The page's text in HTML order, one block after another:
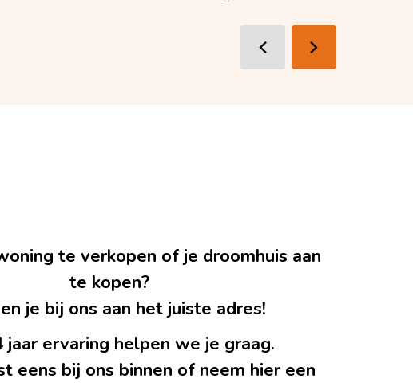
te verkopen of je droomhuis aan
te kopen?
je bij ons aan het juiste adres!
jaar ervaring helpen we je graag.
eens bij ons binnen of neem hier een